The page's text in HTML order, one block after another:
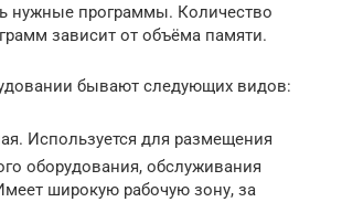
нужные программы. Количество
зависит от объёма памяти.
бывают следующих видов:
Используется для размещения
оборудования, обслуживания
широкую рабочую зону, за